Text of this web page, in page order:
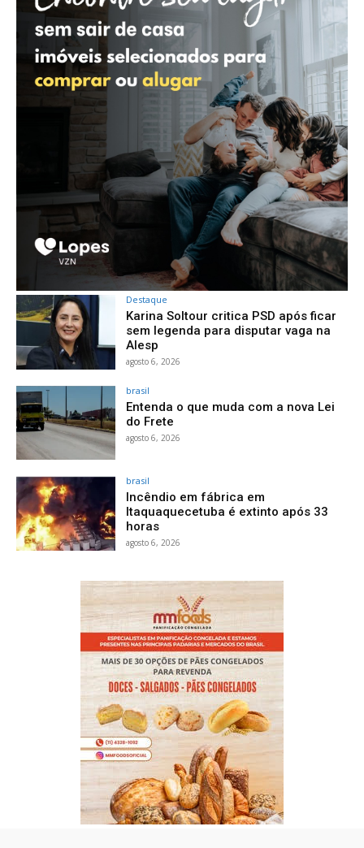
Destaque
Karina Soltour critica PSD após ficar
sem legenda para disputar vaga na
Alesp
agosto 6, 2026
brasil
Entenda o que muda com a nova Lei
do Frete
agosto 6, 2026
brasil
Incêndio em fábrica em
Itaquaquecetuba é extinto após 33
horas
agosto 6, 2026